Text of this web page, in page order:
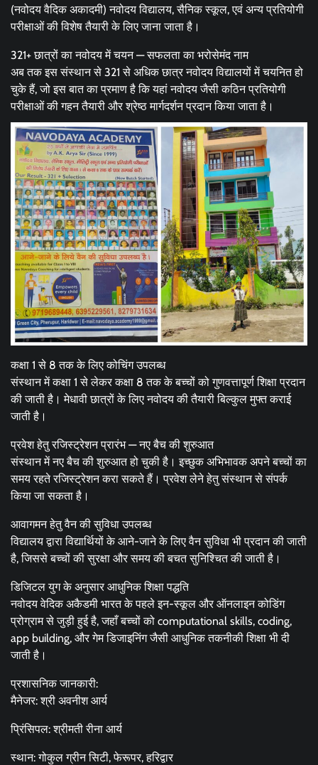
(नवोदय वैदिक अकादमी) नवोदय विद्यालय, सैनिक स्कूल, एवं अन्य प्रतियोगी
परीक्षाओं की विशेष तैयारी के लिए जाना जाता है।
321+ छात्रों का नवोदय में चयन — सफलता का भरोसेमंद नाम
अब तक इस संस्थान से 321 से अधिक छात्र नवोदय विद्यालयों में चयनित हो
चुके हैं, जो इस बात का प्रमाण है कि यहां नवोदय जैसी कठिन प्रतियोगी
परीक्षाओं की गहन तैयारी और श्रेष्ठ मार्गदर्शन प्रदान किया जाता है।
कक्षा 1 से 8 तक के लिए कोचिंग उपलब्ध
संस्थान में कक्षा 1 से लेकर कक्षा 8 तक के बच्चों को गुणवत्तापूर्ण शिक्षा प्रदान
की जाती है। मेधावी छात्रों के लिए नवोदय की तैयारी बिल्कुल मुफ्त कराई
जाती है।
प्रवेश हेतु रजिस्ट्रेशन प्रारंभ — नए बैच की शुरुआत
संस्थान में नए बैच की शुरुआत हो चुकी है। इच्छुक अभिभावक अपने बच्चों का
समय रहते रजिस्ट्रेशन करा सकते हैं। प्रवेश लेने हेतु संस्थान से संपर्क
किया जा सकता है।
आवागमन हेतु वैन की सुविधा उपलब्ध
विद्यालय द्वारा विद्यार्थियों के आने-जाने के लिए वैन सुविधा भी प्रदान की जाती
है, जिससे बच्चों की सुरक्षा और समय की बचत सुनिश्चित की जाती है।
डिजिटल युग के अनुसार आधुनिक शिक्षा पद्धति
नवोदय वेदिक अकैडमी भारत के पहले इन-स्कूल और ऑनलाइन कोडिंग
प्रोग्राम से जुड़ी हुई है, जहाँ बच्चों को computational skills, coding,
app building, और गेम डिजाइनिंग जैसी आधुनिक तकनीकी शिक्षा भी दी
जाती है।
प्रशासनिक जानकारी:
मैनेजर: श्री अवनीश आर्य
प्रिंसिपल: श्रीमती रीना आर्य
स्थान: गोकुल ग्रीन सिटी, फेरूपर, हरिद्वार